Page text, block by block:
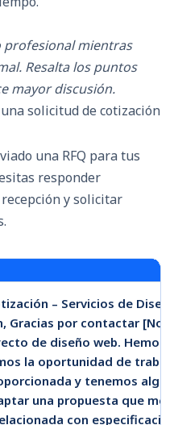
profesional mientras
Resalta los puntos
mayor discusión.
solicitud de cotización
una RFQ para tus
responder
y solicitar
– Servicios de
Gracias por contactar
de diseño web. Hemos
la oportunidad de
y tenemos
una propuesta que
con